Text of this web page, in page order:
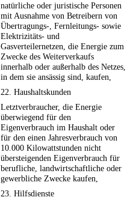
natürliche oder juristische Personen
mit Ausnahme von Betreibern von
Übertragungs-, Fernleitungs- sowie
Elektrizitäts- und
Gasverteilernetzen, die Energie zum
Zwecke des Weiterverkaufs
innerhalb oder außerhalb des Netzes,
in dem sie ansässig sind, kaufen,
22. Haushaltskunden
Letztverbraucher, die Energie
überwiegend für den
Eigenverbrauch im Haushalt oder
für den einen Jahresverbrauch von
10.000 Kilowattstunden nicht
übersteigenden Eigenverbrauch für
berufliche, landwirtschaftliche oder
gewerbliche Zwecke kaufen,
23. Hilfsdienste